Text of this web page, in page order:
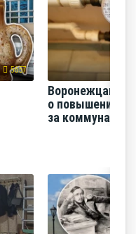
5657
Воронежцам
о повышении
за